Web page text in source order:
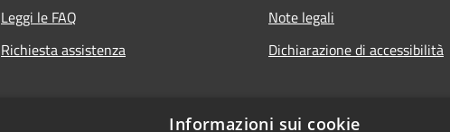
Leggi le FAQ
Richiesta assistenza
Note legali
Dichiarazione di accessibilità
Informazioni sui cookie